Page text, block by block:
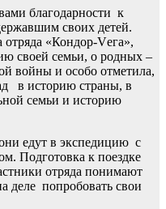
благодарности к
своих детей.
«Кондор-Vега»,
своей семьи, о родных –
войны и особо отметила,
в историю страны, в
семьи и историю
едут в экспедицию с
Подготовка к поездке
отряда понимают
деле попробовать свои